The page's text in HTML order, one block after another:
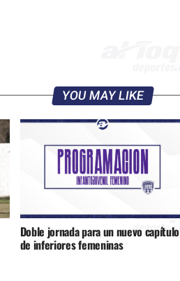
YOU MAY LIKE
Doble jornada para un nuevo capítulo
de inferiores femeninas